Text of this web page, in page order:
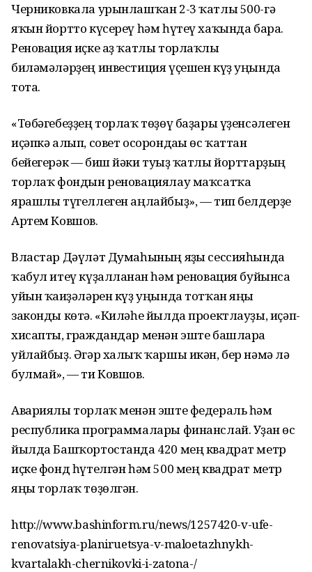
Черниковкала урынлашҡан 2-3 ҡатлы 500-гә
яҡын йортто күсереү һәм һүтеү хаҡында бара.
Реновация иҫке аҙ ҡатлы торлаҡлы
биләмәләрҙең инвестиция үҫешен күҙ уңында
тота.
«Төбәгебеҙҙең торлаҡ төҙөү баҙары үҙенсәлеген
иҫәпкә алып, совет осорондағы өс ҡаттан
бейегерәк — биш йәки туғыҙ ҡатлы йорттарҙың
торлаҡ фондын реновациялау маҡсатҡа
ярашлы түгеллеген аңлайбыҙ», — тип белдерҙе
Артем Ковшов.
Властар Дәүләт Думаһының яҙғы сессияһында
ҡабул итеү күҙалланған һәм реновация буйынса
уйын ҡағиҙәләрен күҙ уңында тотҡан яңы
законды көтә. «Киләһе йылда проектлауҙы, иҫәп-
хисапты, граждандар менән эште башларға
уйлайбыҙ. Әгәр халыҡ ҡаршы икән, бер нәмә лә
булмай», — ти Ковшов.
Авариялы торлаҡ менән эште федераль һәм
республика программалары финанслай. Уҙған өс
йылда Башҡортостанда 420 мең квадрат метр
иҫке фонд һүтелгән һәм 500 мең квадрат метр
яңы торлаҡ төҙөлгән.
http://www.bashinform.ru/news/1257420-v-ufe-
renovatsiya-planiruetsya-v-maloetazhnykh-
kvartalakh-chernikovki-i-zatona-/